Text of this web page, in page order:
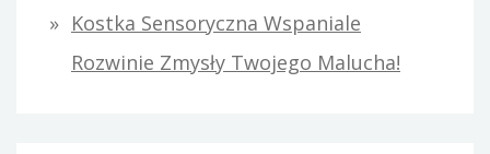
Kostka Sensoryczna Wspaniale
Rozwinie Zmysły Twojego Malucha!